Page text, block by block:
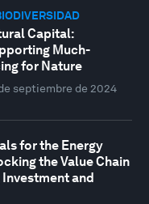
Capital:
Much-
for Nature
septiembre de 2024
for the Energy
the Value Chain
and